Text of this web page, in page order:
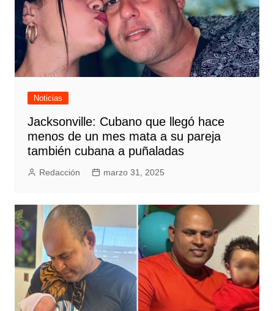
Noticias
Jacksonville: Cubano que llegó hace
menos de un mes mata a su pareja
también cubana a puñaladas
Redacción marzo 31, 2025